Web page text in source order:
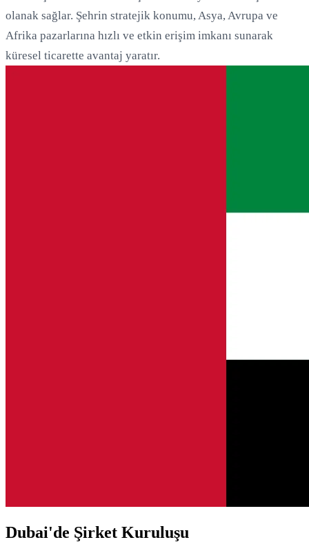
olanak sağlar. Şehrin stratejik konumu, Asya, Avrupa ve
Afrika pazarlarına hızlı ve etkin erişim imkanı sunarak
küresel ticarette avantaj yaratır.
Dubai'de Şirket Kuruluşu